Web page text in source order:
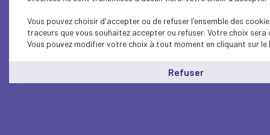
Vous pouvez choisir d'accepter ou de refuser l'ensemble des
traceurs que vous souhaitez accepter ou refuser. Votre choix
Vous pouvez modifier votre choix à tout moment en cliquant sur le
Refuser